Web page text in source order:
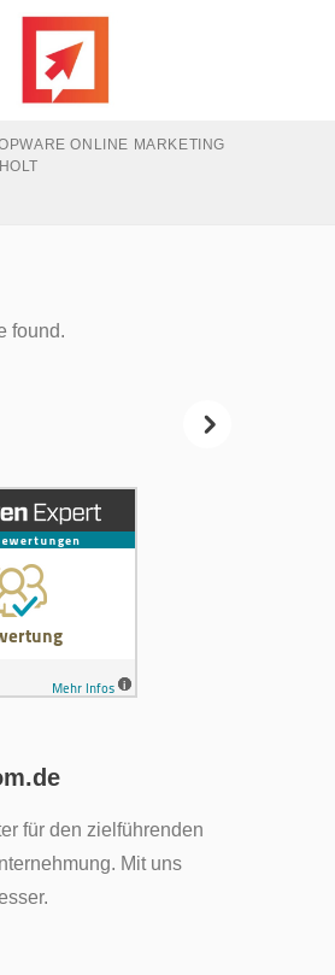
ONLINE MARKETING
found.
für den zielführenden
Mit uns